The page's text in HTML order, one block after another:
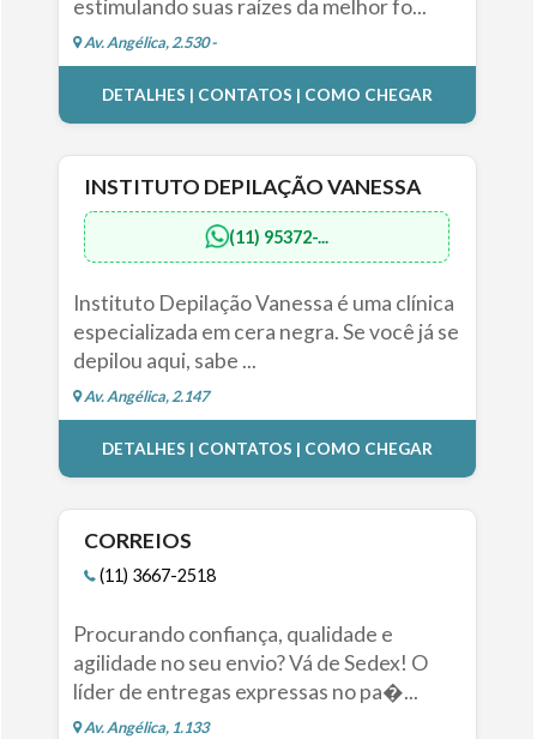
estimulando suas raízes da melhor fo...
Av. Angélica, 2.530 -
DETALHES | CONTATOS | COMO CHEGAR
INSTITUTO DEPILAÇÃO VANESSA
(11) 95372-...
Instituto Depilação Vanessa é uma clínica
especializada em cera negra. Se você já se
depilou aqui, sabe ...
Av. Angélica, 2.147
DETALHES | CONTATOS | COMO CHEGAR
CORREIOS
(11) 3667-2518
Procurando confiança, qualidade e
agilidade no seu envio? Vá de Sedex! O
líder de entregas expressas no pa�...
Av. Angélica, 1.133